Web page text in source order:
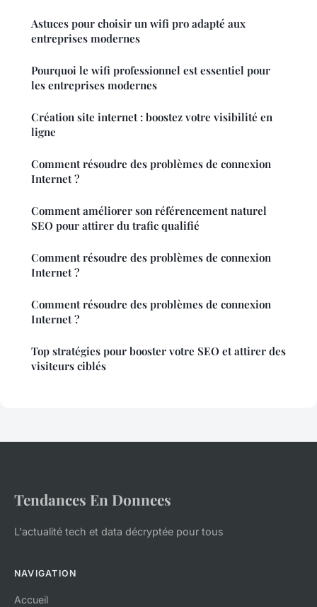
Astuces pour choisir un wifi pro adapté aux
entreprises modernes
Pourquoi le wifi professionnel est essentiel pour
les entreprises modernes
Création site internet : boostez votre visibilité en
ligne
Comment résoudre des problèmes de connexion
Internet ?
Comment améliorer son référencement naturel
SEO pour attirer du trafic qualifié
Comment résoudre des problèmes de connexion
Internet ?
Comment résoudre des problèmes de connexion
Internet ?
Top stratégies pour booster votre SEO et attirer des
visiteurs ciblés
Tendances En Donnees
L'actualité tech et data décryptée pour tous
NAVIGATION
Accueil